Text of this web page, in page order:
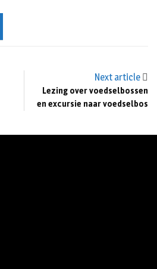
Next article
Lezing over voedselbossen
en excursie naar voedselbos